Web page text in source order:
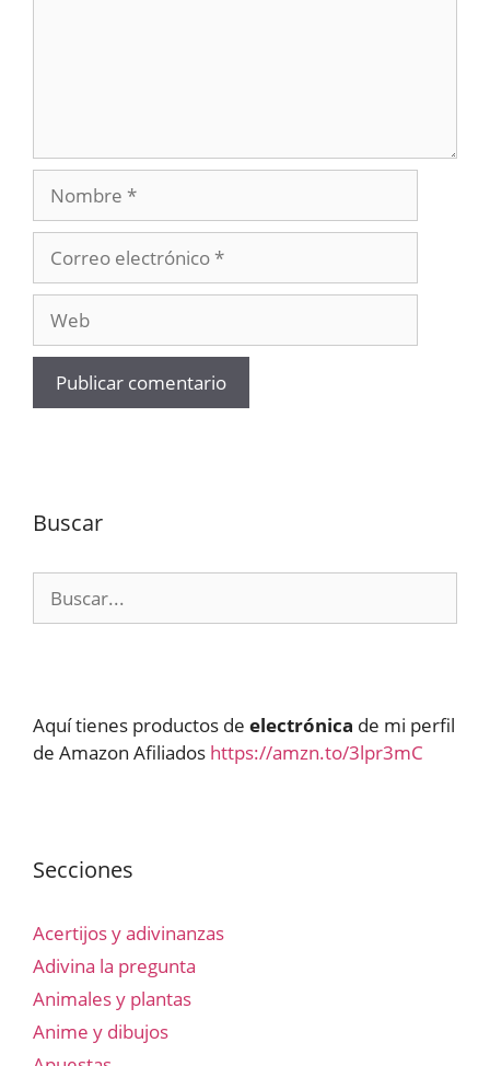
electrónico
Buscar
Aquí tienes productos de electrónica de mi perfil
de Amazon Afiliados https://amzn.to/3lpr3mC
Secciones
Acertijos y adivinanzas
Adivina la pregunta
Animales y plantas
Anime y dibujos